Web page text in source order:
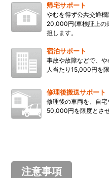
帰宅サポート
やむを得ず公共交通
20,000円(車検証上の
担します。
宿泊サポート
事故や故障などで、
人当たり15,000円を
修理後搬送サポート
修理後の車両を、自
50,000円を限度とさ
注意事項